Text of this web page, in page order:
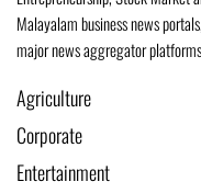
Malayalam business news
major news aggregator
Agriculture
Corporate
Entertainment